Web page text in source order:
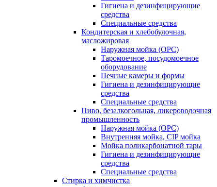
Гигиена и дезинфицирующие
средства
Специальные средства
Кондитерская и хлебобулочная,
масложировая
Наружная мойка (ОРС)
Таромоечное, посудомоечное
оборудование
Печные камеры и формы
Гигиена и дезинфицирующие
средства
Специальные средства
Пиво, безалкогольная, ликероводочная
промышленность
Наружная мойка (ОРС)
Внутренняя мойка, CIP мойка
Мойка поликарбонатной тары
Гигиена и дезинфицирующие
средства
Специальные средства
Стирка и химчистка